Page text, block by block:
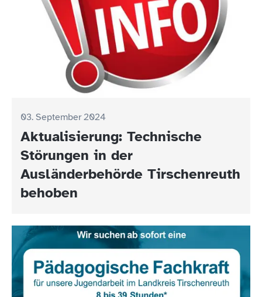
03. September 2024
Aktualisierung: Technische
Störungen in der
Ausländerbehörde Tirschenreuth
behoben